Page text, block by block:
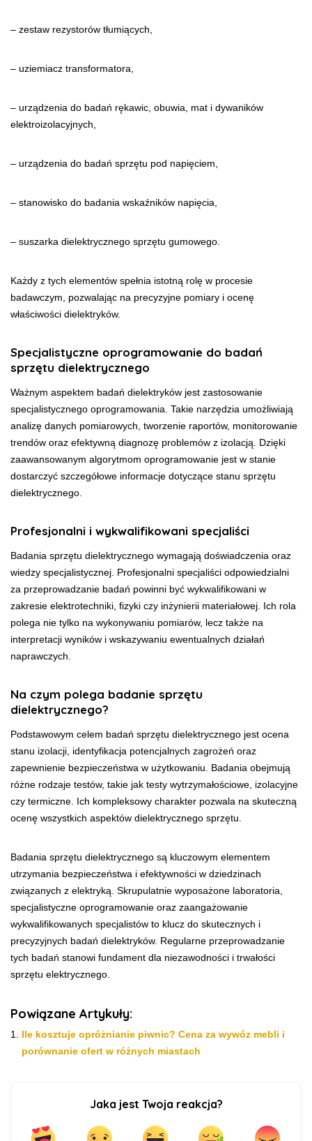
– zestaw rezystorów tłumiących,
– uziemiacz transformatora,
– urządzenia do badań rękawic, obuwia, mat i dywaników
elektroizolacyjnych,
– urządzenia do badań sprzętu pod napięciem,
– stanowisko do badania wskaźników napięcia,
– suszarka dielektrycznego sprzętu gumowego.
Każdy z tych elementów spełnia istotną rolę w procesie
badawczym, pozwalając na precyzyjne pomiary i ocenę
właściwości dielektryków.
Specjalistyczne oprogramowanie do badań
sprzętu dielektrycznego
Ważnym aspektem badań dielektryków jest zastosowanie
specjalistycznego oprogramowania. Takie narzędzia umożliwiają
analizę danych pomiarowych, tworzenie raportów, monitorowanie
trendów oraz efektywną diagnozę problemów z izolacją. Dzięki
zaawansowanym algorytmom oprogramowanie jest w stanie
dostarczyć szczegółowe informacje dotyczące stanu sprzętu
dielektrycznego.
Profesjonalni i wykwalifikowani specjaliści
Badania sprzętu dielektrycznego wymagają doświadczenia oraz
wiedzy specjalistycznej. Profesjonalni specjaliści odpowiedzialni
za przeprowadzanie badań powinni być wykwalifikowani w
zakresie elektrotechniki, fizyki czy inżynierii materiałowej. Ich rola
polega nie tylko na wykonywaniu pomiarów, lecz także na
interpretacji wyników i wskazywaniu ewentualnych działań
naprawczych.
Na czym polega badanie sprzętu
dielektrycznego?
Podstawowym celem badań sprzętu dielektrycznego jest ocena
stanu izolacji, identyfikacja potencjalnych zagrożeń oraz
zapewnienie bezpieczeństwa w użytkowaniu. Badania obejmują
różne rodzaje testów, takie jak testy wytrzymałościowe, izolacyjne
czy termiczne. Ich kompleksowy charakter pozwala na skuteczną
ocenę wszystkich aspektów dielektrycznego sprzętu.
Badania sprzętu dielektrycznego są kluczowym elementem
utrzymania bezpieczeństwa i efektywności w dziedzinach
związanych z elektryką. Skrupulatnie wyposażone laboratoria,
specjalistyczne oprogramowanie oraz zaangażowanie
wykwalifikowanych specjalistów to klucz do skutecznych i
precyzyjnych badań dielektryków. Regularne przeprowadzanie
tych badań stanowi fundament dla niezawodności i trwałości
sprzętu elektrycznego.
Powiązane Artykuły:
Ile kosztuje opróżnianie piwnic? Cena za wywóz mebli i
porównanie ofert w różnych miastach
Jaka jest Twoja reakcja?